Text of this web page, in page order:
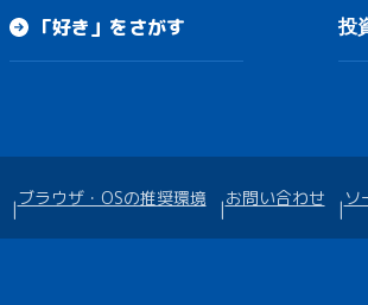
「好き」をさがす 投
ブラウザ・OSの推奨環境 お問い合わせ ソ